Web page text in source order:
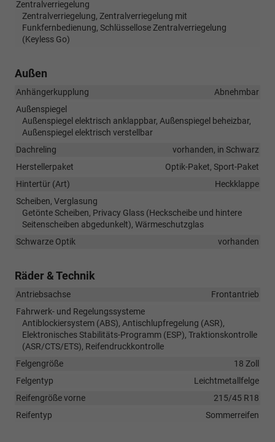
Zentralverriegelung
Zentralverriegelung, Zentralverriegelung mit
Funkfernbedienung, Schlüssellose Zentralverriegelung
(Keyless Go)
Außen
Anhängerkupplung
Abnehmbar
Außenspiegel
Außenspiegel elektrisch anklappbar, Außenspiegel beheizbar,
Außenspiegel elektrisch verstellbar
Dachreling
vorhanden, in Schwarz
Herstellerpaket
Optik-Paket, Sport-Paket
Hintertür (Art)
Heckklappe
Scheiben, Verglasung
Getönte Scheiben, Privacy Glass (Heckscheibe und hintere
Seitenscheiben abgedunkelt), Wärmeschutzglas
Schwarze Optik
vorhanden
Räder & Technik
Antriebsachse
Frontantrieb
Fahrwerk- und Regelungssysteme
Antiblockiersystem (ABS), Antischlupfregelung (ASR),
Elektronisches Stabilitäts-Programm (ESP), Traktionskontrolle
(ASR/CTS/ETS), Reifendruckkontrolle
Felgengröße
18 Zoll
Felgentyp
Leichtmetallfelge
Reifengröße vorne
215/45 R18
Reifentyp
Sommerreifen